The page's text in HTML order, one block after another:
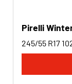
Pirelli
245/55 R17